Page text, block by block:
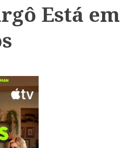
Está em